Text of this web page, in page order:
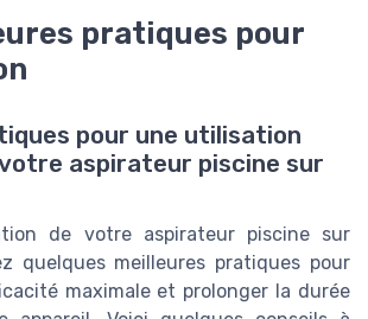
pratiques pour
pour une utilisation
aspirateur piscine sur
de votre aspirateur piscine sur
quelques meilleures pratiques pour
maximale et prolonger la durée
automatique
—